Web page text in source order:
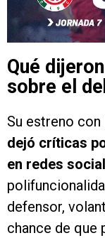
Qué
sobre el
Su estreno
dejó críticas
en redes
defensor,
chance de que